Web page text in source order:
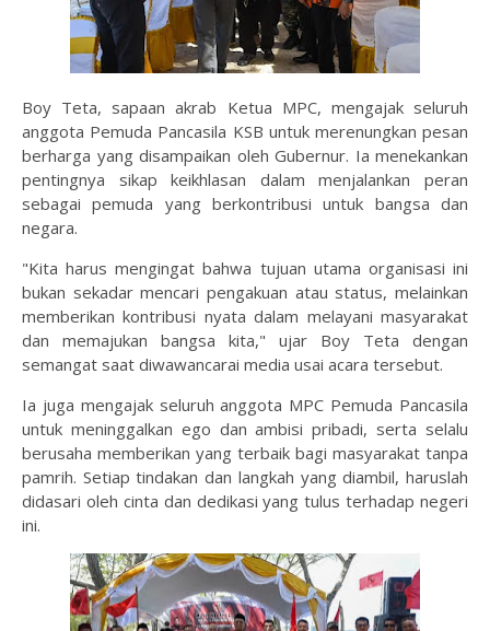
Boy Teta, sapaan akrab Ketua MPC, mengajak seluruh
anggota Pemuda Pancasila KSB untuk merenungkan pesan
berharga yang disampaikan oleh Gubernur. Ia menekankan
pentingnya sikap keikhlasan dalam menjalankan peran
sebagai pemuda yang berkontribusi untuk bangsa dan
negara.
"Kita harus mengingat bahwa tujuan utama organisasi ini
bukan sekadar mencari pengakuan atau status, melainkan
memberikan kontribusi nyata dalam melayani masyarakat
dan memajukan bangsa kita," ujar Boy Teta dengan
semangat saat diwawancarai media usai acara tersebut.
Ia juga mengajak seluruh anggota MPC Pemuda Pancasila
untuk meninggalkan ego dan ambisi pribadi, serta selalu
berusaha memberikan yang terbaik bagi masyarakat tanpa
pamrih. Setiap tindakan dan langkah yang diambil, haruslah
didasari oleh cinta dan dedikasi yang tulus terhadap negeri
ini.